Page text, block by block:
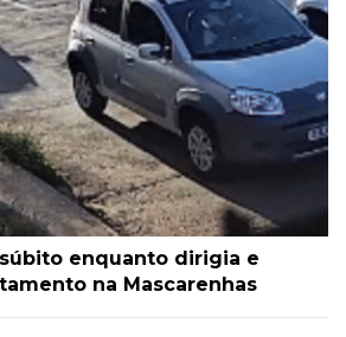
enquanto dirigia e
na Mascarenhas